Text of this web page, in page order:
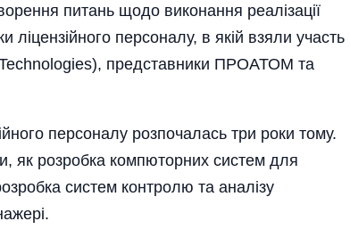
питань щодо виконання реалізації
ліцензійного персоналу, в якій взяли участь
Technologies), представники ПРОАТОМ та
персоналу розпочалась три роки тому.
як розробка компюторних систем для
систем контролю та аналізу